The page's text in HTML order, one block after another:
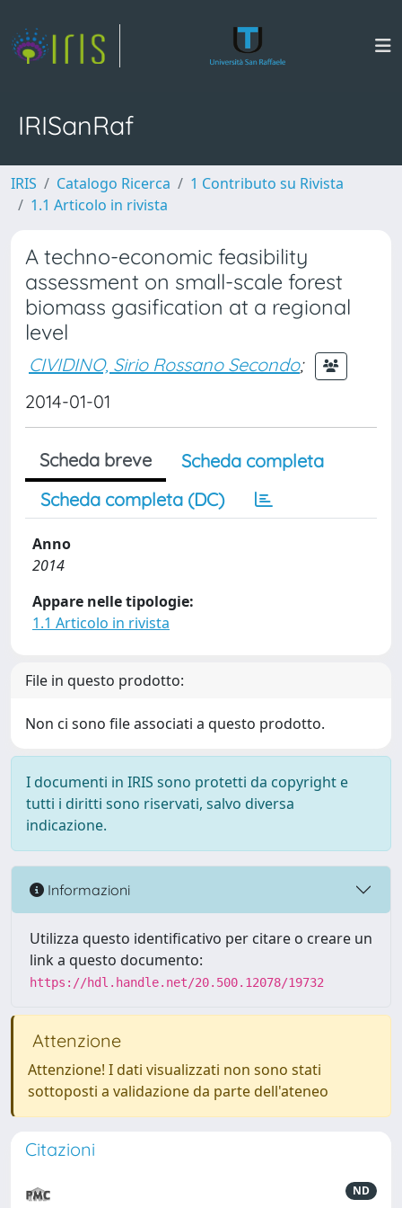
IRISanRaf
IRIS Catalogo Ricerca
1 Contributo su Rivista
1.1 Articolo in rivista
A techno-economic feasibility
assessment on small-scale forest
biomass gasification at a regional
level
CIVIDINO, Sirio Rossano Secondo;
2014-01-01
Scheda breve
Scheda completa
Scheda completa (DC)
Anno
2014
Appare nelle tipologie:
1.1 Articolo in rivista
File in questo prodotto:
Non ci sono file associati a questo prodotto.
I documenti in IRIS sono protetti da copyright e
tutti i diritti sono riservati, salvo diversa
indicazione.
Informazioni
Utilizza questo identificativo per citare o creare un
link a questo documento:
https://hdl.handle.net/20.500.12078/19732
Attenzione
Attenzione! I dati visualizzati non sono stati
sottoposti a validazione da parte dell'ateneo
Citazioni
ND